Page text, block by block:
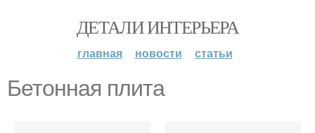
ДЕТАЛИ ИНТЕРЬЕРА
главная новости статьи
Бетонная плита